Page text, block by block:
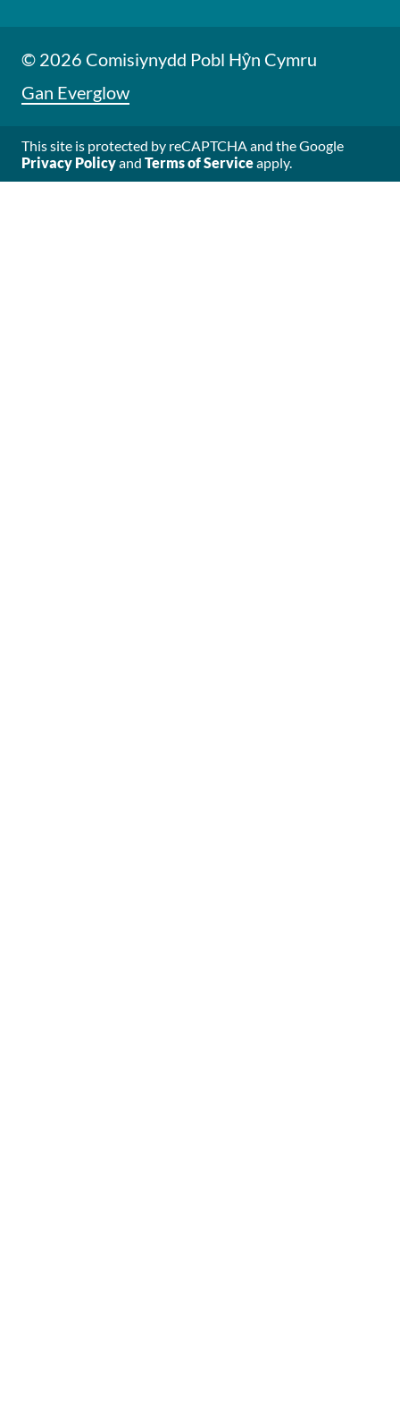
© 2026 Comisiynydd Pobl Hŷn Cymru
Gan Everglow
This site is protected by reCAPTCHA and the Google
Privacy Policyand Terms of Serviceapply.